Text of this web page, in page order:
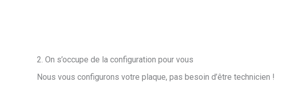
2. On s’occupe de la configuration pour vous
Nous vous configurons votre plaque, pas besoin d’être technicien !